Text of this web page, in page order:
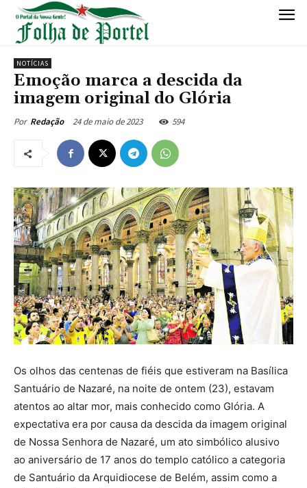
NOTÍCIAS
Emoção marca a descida da
imagem original do Glória
Por Redação 24 de maio de 2023 594
Os olhos das centenas de fiéis que estiveram na Basílica
Santuário de Nazaré, na noite de ontem (23), estavam
atentos ao altar mor, mais conhecido como Glória. A
expectativa era por causa da descida da imagem original
de Nossa Senhora de Nazaré, um ato simbólico alusivo
ao aniversário de 17 anos do templo católico a categoria
de Santuário da Arquidiocese de Belém, assim como a